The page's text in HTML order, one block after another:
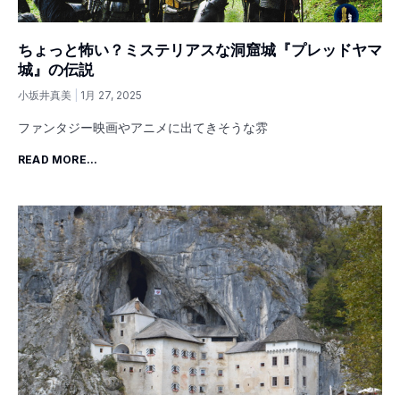
ちょっと怖い？ミステリアスな洞窟城『プレッドヤマ
城』の伝説
小坂井真美 1月 27, 2025
ファンタジー映画やアニメに出てきそうな雰
READ MORE...